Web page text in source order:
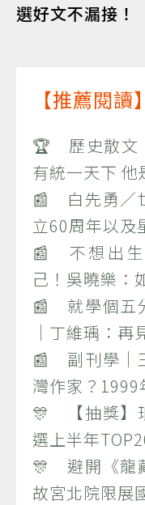
選好文不漏接！
【推薦閱讀】
🏆 歷史散文
有統一天下 他
📰 白先勇／
立60周年以及
📰 不想出生
己！吳曉樂：
📰 就學個五
｜丁維瑀：再
📰 副刊學｜
灣作家？
🎊 【抽獎】
選上半年
🎊 避開《龍
故宮北院限展